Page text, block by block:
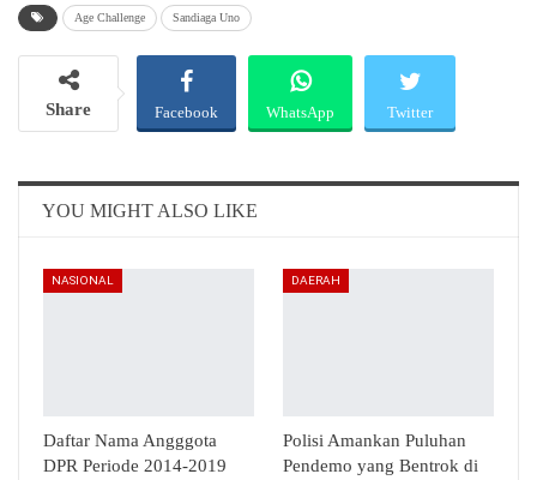
Age Challenge Sandiaga Uno
Share Facebook WhatsApp Twitter
Email
YOU MIGHT ALSO LIKE
NASIONAL
Daftar Nama Angggota
DPR Periode 2014-2019
DAERAH
Polisi Amankan Puluhan
Pendemo yang Bentrok di